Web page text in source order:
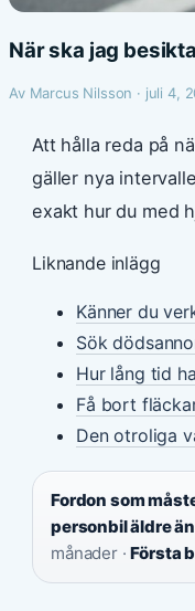
När ska jag
Av Marcus Nilsson · juli 4,
Att hålla reda på
gäller nya
exakt hur du med
Liknande inlägg
Känner du
Sök
Hur lång tid
Få bort
Den otroliga
Fordon som
personbil äldre
månader ·Första